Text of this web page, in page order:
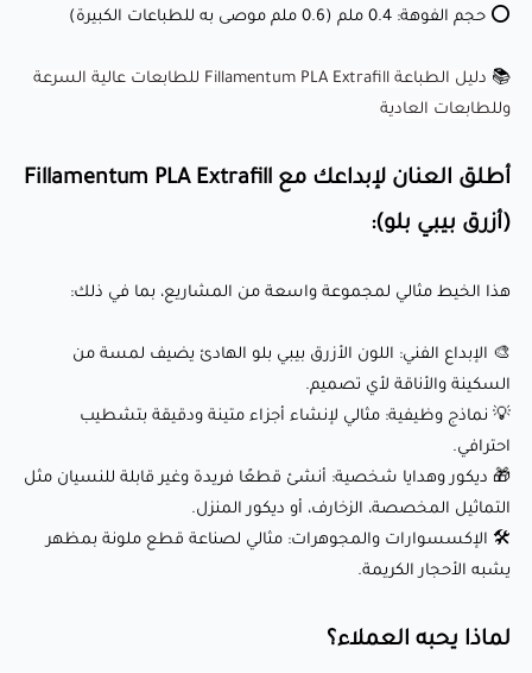
احترافي.
يشبه الأحجار الكريمة.
طباعتك مريحة للعين ومثيرة بصريًا.
✅ أداء خالي من المتاعب: تغذية سلسة، لا انسدادات، وبكرات خالية
من التشابك تجعل عملية الطباعة سهلة ومريحة.
✅ دقة وموثوقية: مع تفاوت قطر ± 0.03 ملم، يمكنك توقع نتائج
مستقرة وخالية من الفقاعات في كل مرة.
⭕ حجم الفوهة: 0.4 ملم (0.6 ملم موصى به للطباعات الكبيرة)
📚
دليل الطباعة Fillamentum PLA Extrafill للطابعات عالية السرعة
وللطابعات العادية
أطلق العنان لإبداعك مع Fillamentum PLA Extrafill
(أزرق بيبي بلو):
هذا الخيط مثالي لمجموعة واسعة من المشاريع، بما في ذلك:
🎨 الإبداع الفني: اللون الأزرق بيبي بلو الهادئ يضيف لمسة من
السكينة والأناقة لأي تصميم.
💡 نماذج وظيفية: مثالي لإنشاء أجزاء متينة ودقيقة بتشطيب
احترافي.
🎁 ديكور وهدايا شخصية: أنشئ قطعًا فريدة وغير قابلة للنسيان مثل
التماثيل المخصصة، الزخارف، أو ديكور المنزل.
🛠️ الإكسسوارات والمجوهرات: مثالي لصناعة قطع ملونة بمظهر
يشبه الأحجار الكريمة.
لماذا يحبه العملاء؟